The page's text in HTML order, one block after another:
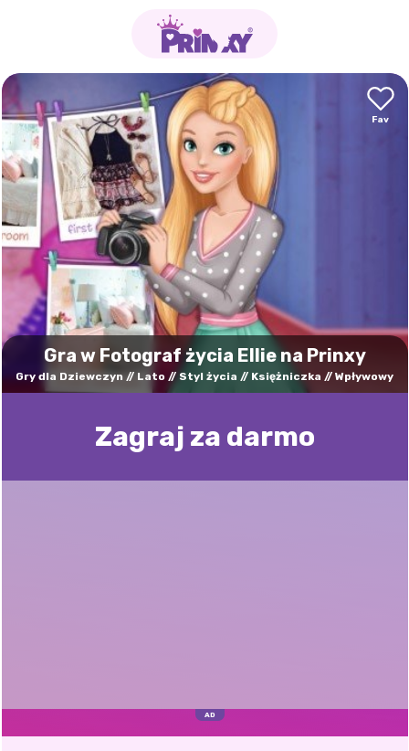
Gra w Fotograf życia Ellie na Prinxy
Gry dla Dziewczyn Lato Styl życia Księżniczka Wpływowy
Zagraj za darmo